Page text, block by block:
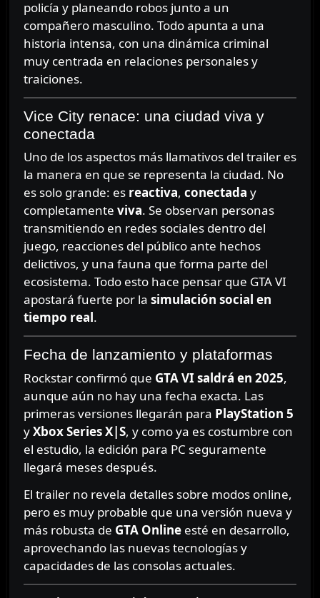
policía y planeando robos junto a un
compañero masculino. Todo apunta a una
historia intensa, con una dinámica criminal
muy centrada en relaciones personales y
traiciones.
Vice City renace: una ciudad viva y
conectada
Uno de los aspectos más llamativos del trailer es
la manera en que se representa la ciudad. No
es solo grande: es reactiva, conectada y
completamente viva. Se observan personas
transmitiendo en redes sociales dentro del
juego, reacciones del público ante hechos
delictivos, y una fauna que forma parte del
ecosistema. Todo esto hace pensar que GTA VI
apostará fuerte por la simulación social en
tiempo real.
Fecha de lanzamiento y plataformas
Rockstar confirmó que GTA VI saldrá en 2025,
aunque aún no hay una fecha exacta. Las
primeras versiones llegarán para PlayStation 5
yXbox Series X|S, y como ya es costumbre con
el estudio, la edición para PC seguramente
llegará meses después.
El trailer no revela detalles sobre modos online,
pero es muy probable que una versión nueva y
más robusta de GTA Onlineesté en desarrollo,
aprovechando las nuevas tecnologías y
capacidades de las consolas actuales.